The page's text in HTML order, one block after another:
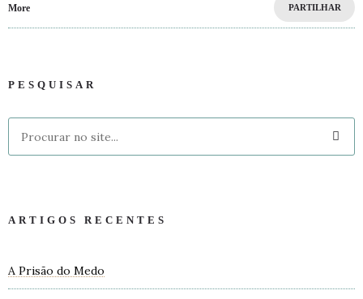
More PARTILHAR
PESQUISAR
ARTIGOS RECENTES
A Prisão do Medo